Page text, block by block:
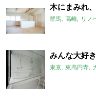
木にまみれ
群馬 高崎 リノ
みんな大好
東京 東高円寺